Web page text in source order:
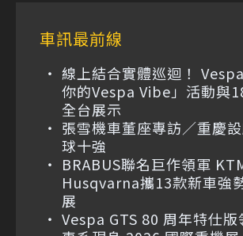
車訊最前線
線上結合實體巡迴！
你的Vespa Vibe」活動與
全台展示
張雪機車董座專訪／重慶
球十強
BRABUS聯名巨作領軍
Husqvarna攜13款新車強
展
Vespa GTS 80 周年特仕版